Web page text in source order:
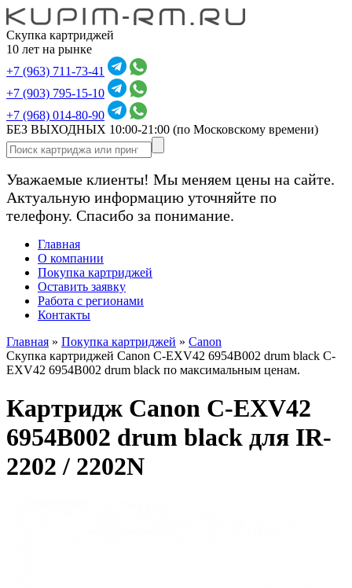
Скупка картриджей
10 лет на рынке
+7 (963) 711-73-41
+7 (903) 795-15-10
+7 (968) 014-80-90
БЕЗ ВЫХОДНЫХ 10:00-21:00 (по Московскому времени)
Уважаемые клиенты! Мы меняем цены на сайте.
Актуальную информацию уточняйте по
телефону. Спасибо за понимание.
Главная
О компании
Покупка картриджей
Оставить заявку
Работа с регионами
Контакты
Главная » Покупка картриджей » Canon
Скупка картриджей Canon C-EXV42 6954B002 drum black C-
EXV42 6954B002 drum black по максимальным ценам.
Картридж Canon C-EXV42
6954B002 drum black для IR-
2202 / 2202N